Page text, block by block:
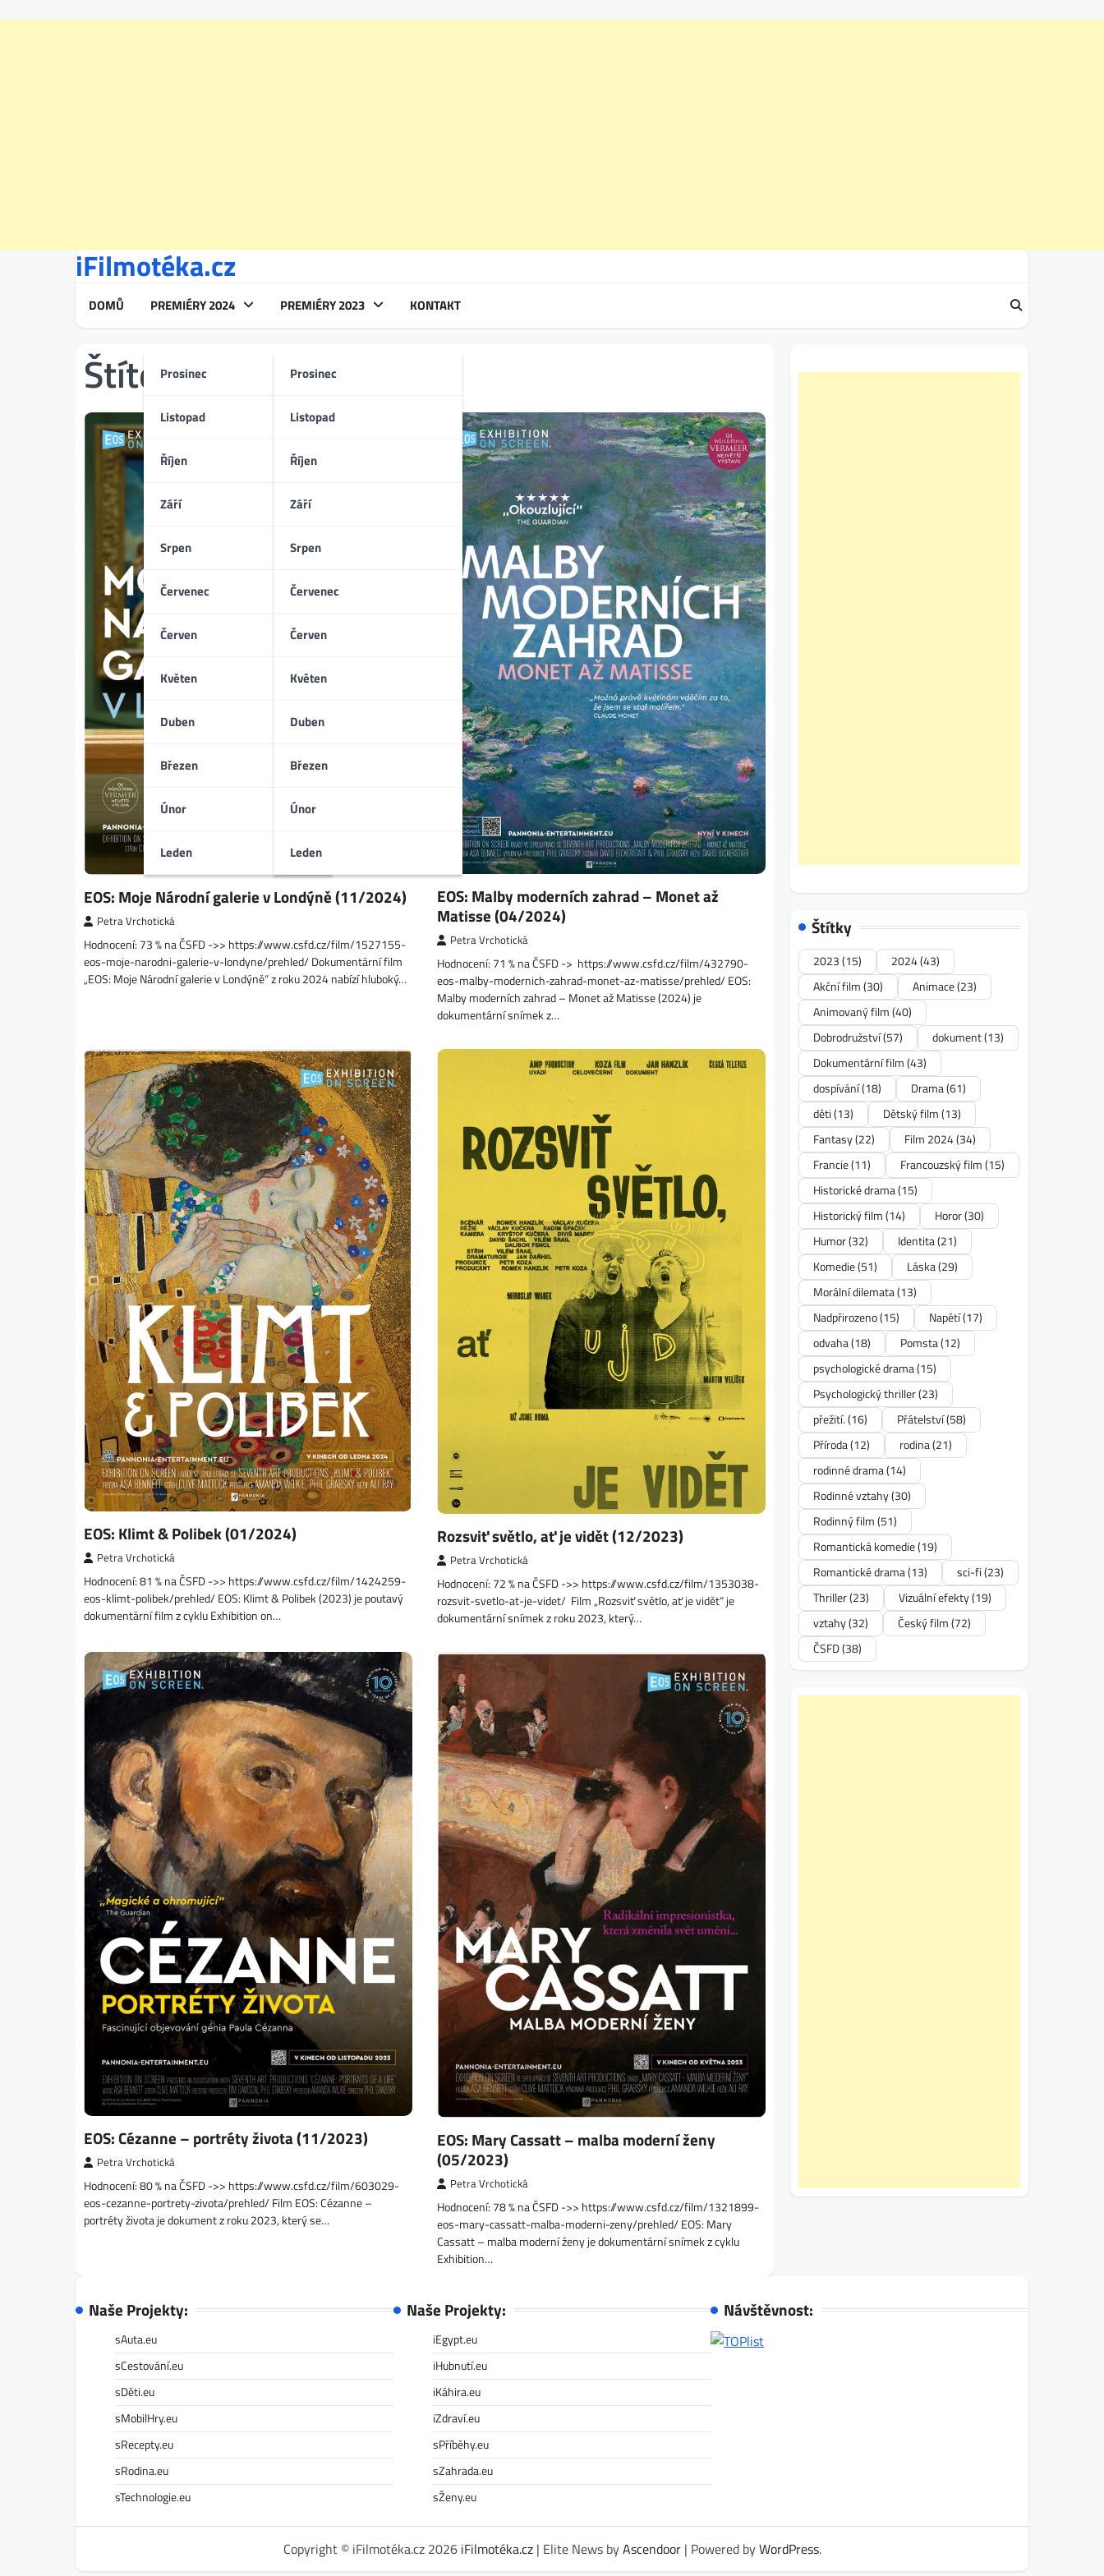
iFilmotéka.cz
DOMŮ PREMIÉRY 2024
Prosinec
Listopad
Říjen
Září
Srpen
Červenec
Červen
Květen
Duben
Březen
Únor
Leden
PREMIÉRY 2023
Prosinec
Listopad
Říjen
Září
Srpen
Červenec
Červen
Květen
Duben
Březen
Únor
Leden
KONTAKT
Štítek:výtvarné umění
EOS: Moje Národní galerie v Londýně (11/2024)
Petra Vrchotická
Hodnocení: 73 % na ČSFD ->> https://www.csfd.cz/film/1527155-
eos-moje-narodni-galerie-v-londyne/prehled/ Dokumentární film
„EOS: Moje Národní galerie v Londýně“ z roku 2024 nabízí hluboký…
EOS: Malby moderních zahrad – Monet až
Matisse (04/2024)
Petra Vrchotická
Hodnocení: 71 % na ČSFD -> https://www.csfd.cz/film/432790-
eos-malby-modernich-zahrad-monet-az-matisse/prehled/ EOS:
Malby moderních zahrad – Monet až Matisse (2024) je
dokumentární snímek z…
EOS: Klimt & Polibek (01/2024)
Petra Vrchotická
Hodnocení: 81 % na ČSFD ->> https://www.csfd.cz/film/1424259-
eos-klimt-polibek/prehled/ EOS: Klimt & Polibek (2023) je poutavý
dokumentární film z cyklu Exhibition on…
Rozsviť světlo, ať je vidět (12/2023)
Petra Vrchotická
Hodnocení: 72 % na ČSFD ->> https://www.csfd.cz/film/1353038-
rozsvit-svetlo-at-je-videt/ Film „Rozsviť světlo, ať je vidět“ je
dokumentární snímek z roku 2023, který…
EOS: Cézanne – portréty života (11/2023)
Petra Vrchotická
Hodnocení: 80 % na ČSFD ->> https://www.csfd.cz/film/603029-
eos-cezanne-portrety-zivota/prehled/ Film EOS: Cézanne –
portréty života je dokument z roku 2023, který se…
EOS: Mary Cassatt – malba moderní ženy
(05/2023)
Petra Vrchotická
Hodnocení: 78 % na ČSFD ->> https://www.csfd.cz/film/1321899-
eos-mary-cassatt-malba-moderni-zeny/prehled/ EOS: Mary
Cassatt – malba moderní ženy je dokumentární snímek z cyklu
Exhibition…
Štítky
2023(15) 2024(43)
Akční film(30) Animace(23)
Animovaný film(40)
Dobrodružství(57) dokument(13)
Dokumentární film(43)
dospívání(18) Drama(61)
děti(13) Dětský film(13)
Fantasy(22) Film 2024(34)
Francie(11) Francouzský film(15)
Historické drama(15)
Historický film(14) Horor(30)
Humor(32) Identita(21)
Komedie(51) Láska(29)
Morální dilemata(13)
Nadpřirozeno(15) Napětí(17)
odvaha(18) Pomsta(12)
psychologické drama(15)
Psychologický thriller(23)
přežití.(16) Přátelství(58)
Příroda(12) rodina(21)
rodinné drama(14)
Rodinné vztahy(30)
Rodinný film(51)
Romantická komedie(19)
Romantické drama(13) sci-fi(23)
Thriller(23) Vizuální efekty(19)
vztahy(32) Český film(72)
ČSFD(38)
Naše Projekty:
sAuta.eu
sCestování.eu
sDěti.eu
sMobilHry.eu
sRecepty.eu
sRodina.eu
sTechnologie.eu
Naše Projekty:
iEgypt.eu
iHubnutí.eu
iKáhira.eu
iZdraví.eu
sPříběhy.eu
sZahrada.eu
sŽeny.eu
Návštěvnost:
Copyright © iFilmotéka.cz 2026 iFilmotéka.cz| Elite News byAscendoor| Powered byWordPress.